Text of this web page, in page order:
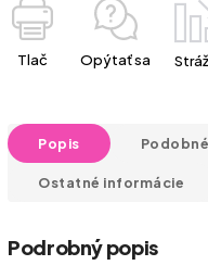
Tlač Opýtať sa
Popis
Ostatné informácie
Podrobný popis